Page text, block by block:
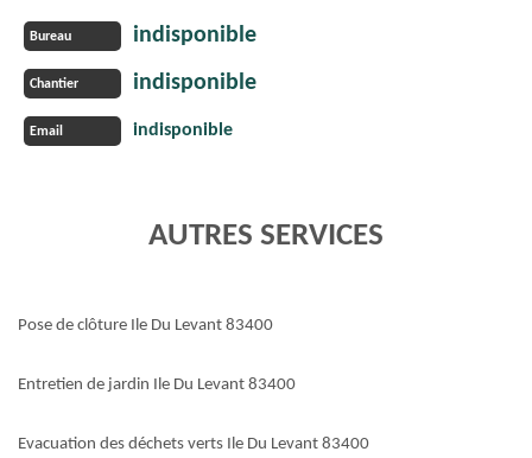
Bureau indisponible
Chantier indisponible
Email indisponible
AUTRES SERVICES
Pose de clôture Ile Du Levant 83400
Entretien de jardin Ile Du Levant 83400
Evacuation des déchets verts Ile Du Levant 83400